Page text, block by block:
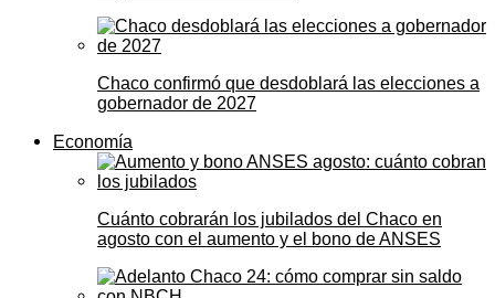
Chaco confirmó que desdoblará las elecciones a
gobernador de 2027
Economía
Cuánto cobrarán los jubilados del Chaco en
agosto con el aumento y el bono de ANSES